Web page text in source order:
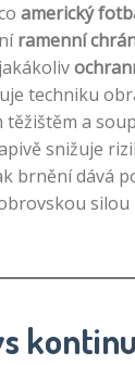
americký
ramenní
techniku
těžištěm a
snižuje
brnění dává
silou